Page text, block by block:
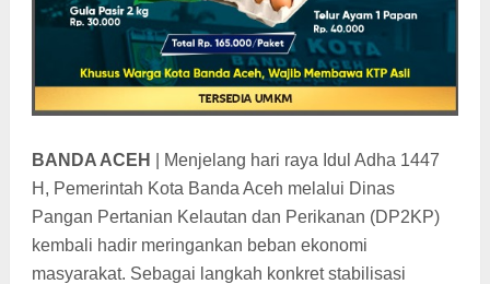
BANDA ACEH
| Menjelang hari raya Idul Adha 1447
H, Pemerintah Kota Banda Aceh melalui Dinas
Pangan Pertanian Kelautan dan Perikanan (DP2KP)
kembali hadir meringankan beban ekonomi
masyarakat. Sebagai langkah konkret stabilisasi